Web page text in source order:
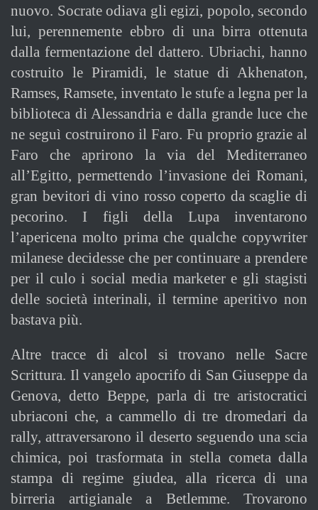
nuovo. Socrate odiava gli egizi, popolo, secondo
lui, perennemente ebbro di una birra ottenuta
dalla fermentazione del dattero. Ubriachi, hanno
costruito le Piramidi, le statue di Akhenaton,
Ramses, Ramsete, inventato le stufe a legna per la
biblioteca di Alessandria e dalla grande luce che
ne seguì costruirono il Faro. Fu proprio grazie al
Faro che aprirono la via del Mediterraneo
all’Egitto, permettendo l’invasione dei Romani,
gran bevitori di vino rosso coperto da scaglie di
pecorino. I figli della Lupa inventarono
l’apericena molto prima che qualche copywriter
milanese decidesse che per continuare a prendere
per il culo i social media marketer e gli stagisti
delle società interinali, il termine aperitivo non
bastava più.
Altre tracce di alcol si trovano nelle Sacre
Scrittura. Il vangelo apocrifo di San Giuseppe da
Genova, detto Beppe, parla di tre aristocratici
ubriaconi che, a cammello di tre dromedari da
rally, attraversarono il deserto seguendo una scia
chimica, poi trasformata in stella cometa dalla
stampa di regime giudea, alla ricerca di una
birreria artigianale a Betlemme. Trovarono